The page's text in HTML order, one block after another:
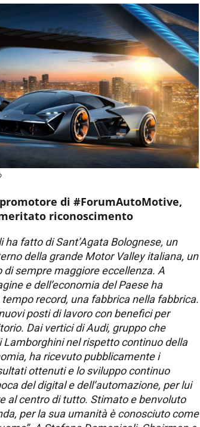
di #ForumAutoMotive,
riconoscimento
fatto di Sant’Agata Bolognese, un
della grande Motor Valley italiana, un
sempre maggiore eccellenza. A
e dell’economia del Paese ha
record, una fabbrica nella fabbrica.
posti di lavoro con benefici per
Dai vertici di Audi, gruppo che
nel rispetto continuo della
ha ricevuto pubblicamente i
ottenuti e lo sviluppo continuo
del digital e dell’automazione, per lui
al centro di tutto. Stimato e benvoluto
per la sua umanità è conosciuto come